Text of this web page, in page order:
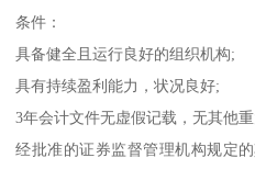
条件：
具备健全且运行良好的组织机构;
具有持续盈利能力，状况良好;
3年会计文件无虚假记载，无其他
经批准的证券监督管理机构规定